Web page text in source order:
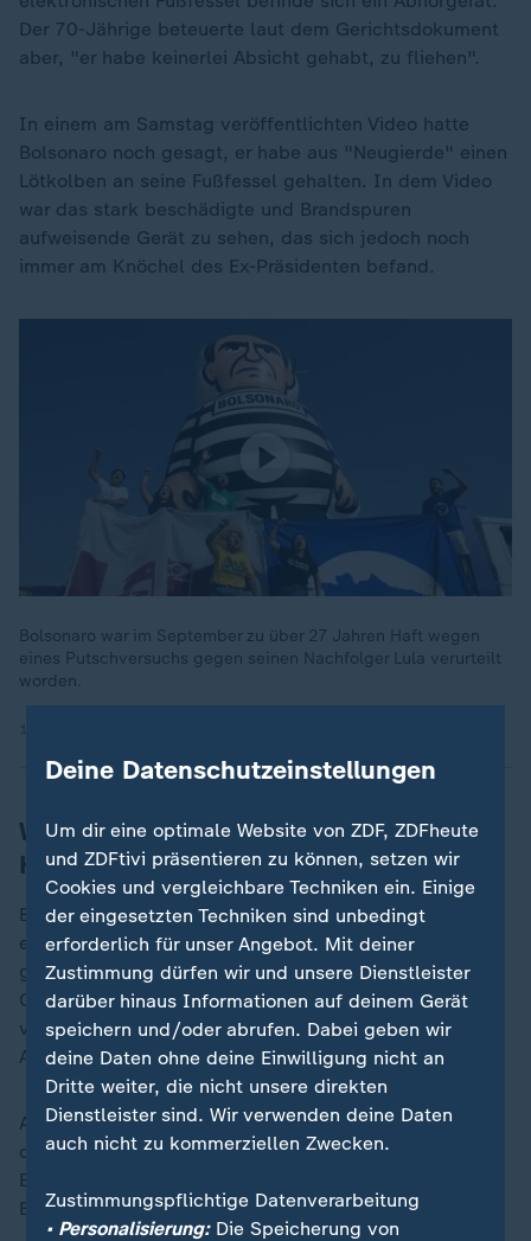
Der 70-Jährige beteuerte laut dem Gerichtsdokument
aber, "er habe keinerlei Absicht gehabt, zu fliehen".
In einem am Samstag veröffentlichten Video hatte
Bolsonaro noch gesagt, er habe aus "Neugierde" einen
Lötkolben an seine Fußfessel gehalten. In dem Video
war das stark beschädigte und Brandspuren
aufweisende Gerät zu sehen, das sich jedoch noch
immer am Knöchel des Ex-Präsidenten befand.
Bolsonaro war im September zu über 27 Jahren Haft wegen
eines Putschversuchs gegen seinen Nachfolger Lula verurteilt
worden.
Wegen Beschädigung der Fußfessel in
Haft genommen
Bolsonaro war nach der Beschädigung seiner
elektronischen Fußfessel wegen Fluchtgefahr in Haft
genommen worden. Auf Anweisung des Obersten
Gerichts wurde er vom Hausarrest ins Gefängnis
verlegt. Die Präventivhaft war vom Obersten Richter
Alexandre de Moraes angeordnet worden.
Als Gründe nannte er unter anderem die Beschädigung
des Überwachungsgeräts und eine Mahnwache vor
Bolsonaros Haus, zu der dessen Sohn, Senator Flávio
Bolsonaro, aufgerufen hatte.
Deine Datenschutzeinstellungen
Um dir eine optimale Website von ZDF, ZDFheute
und ZDFtivi präsentieren zu können, setzen wir
Cookies und vergleichbare Techniken ein. Einige
der eingesetzten Techniken sind unbedingt
erforderlich für unser Angebot. Mit deiner
Zustimmung dürfen wir und unsere Dienstleister
darüber hinaus Informationen auf deinem Gerät
speichern und/oder abrufen. Dabei geben wir
deine Daten ohne deine Einwilligung nicht an
Dritte weiter, die nicht unsere direkten
Dienstleister sind. Wir verwenden deine Daten
auch nicht zu kommerziellen Zwecken.
Zustimmungspflichtige Datenverarbeitung
• Personalisierung:Die Speicherung von